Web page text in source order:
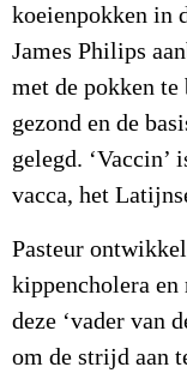
koeienpokken in
James Philips
met de pokken
gezond en de
gelegd. ‘Vaccin’
vacca, het
Pasteur
kippencholera
deze ‘vader van
om de strijd aan